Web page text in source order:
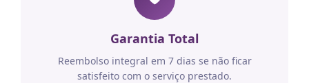
Garantia Total
Reembolso integral em 7 dias se não ficar
satisfeito com o serviço prestado.